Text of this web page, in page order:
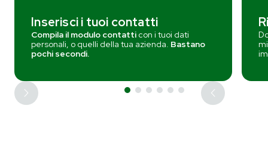
Inserisci i tuoi contatti
Compila il modulo contatti con i tuoi dati
personali, o quelli della tua azienda. Bastano
pochi secondi.